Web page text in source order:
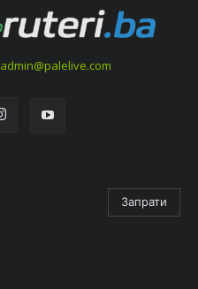
admin@palelive.com
Запрати